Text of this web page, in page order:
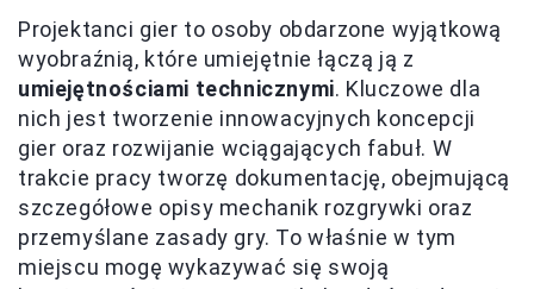
Projektanci gier to osoby obdarzone wyjątkową
wyobraźnią, które umiejętnie łączą ją z
umiejętnościami technicznymi. Kluczowe dla
nich jest tworzenie innowacyjnych koncepcji
gier oraz rozwijanie wciągających fabuł. W
trakcie pracy tworzę dokumentację, obejmującą
szczegółowe opisy mechanik rozgrywki oraz
przemyślane zasady gry. To właśnie w tym
miejscu mogę wykazywać się swoją